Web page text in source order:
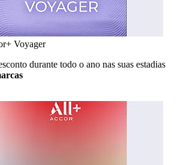
Voyager
durante todo o ano nas suas estadias